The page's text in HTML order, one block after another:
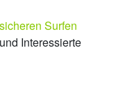
Surfen
Interessierte